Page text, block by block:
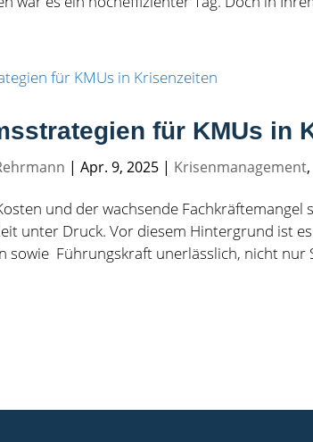
für KMUs in
|Apr. 9, 2025 | Krisenmanagement,
und der wachsende
unter Druck. Vor diesem Hintergrund ist
sowie Führungskraft unerlässlich, nicht nur